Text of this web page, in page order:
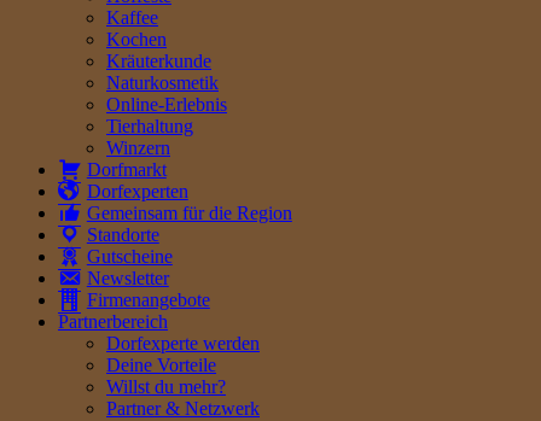
Kaffee
Kochen
Kräuterkunde
Naturkosmetik
Online-Erlebnis
Tierhaltung
Winzern
Dorfmarkt
Dorfexperten
Gemeinsam für die Region
Standorte
Gutscheine
Newsletter
Firmenangebote
Partnerbereich
Dorfexperte werden
Deine Vorteile
Willst du mehr?
Partner & Netzwerk